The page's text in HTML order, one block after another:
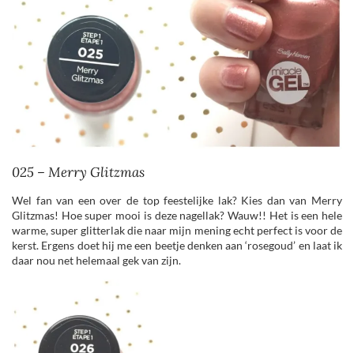
025 – Merry Glitzmas
Wel fan van een over de top feestelijke lak? Kies dan van Merry
Glitzmas! Hoe super mooi is deze nagellak? Wauw!! Het is een hele
warme, super glitterlak die naar mijn mening echt perfect is voor de
kerst. Ergens doet hij me een beetje denken aan ‘rosegoud’ en laat ik
daar nou net helemaal gek van zijn.